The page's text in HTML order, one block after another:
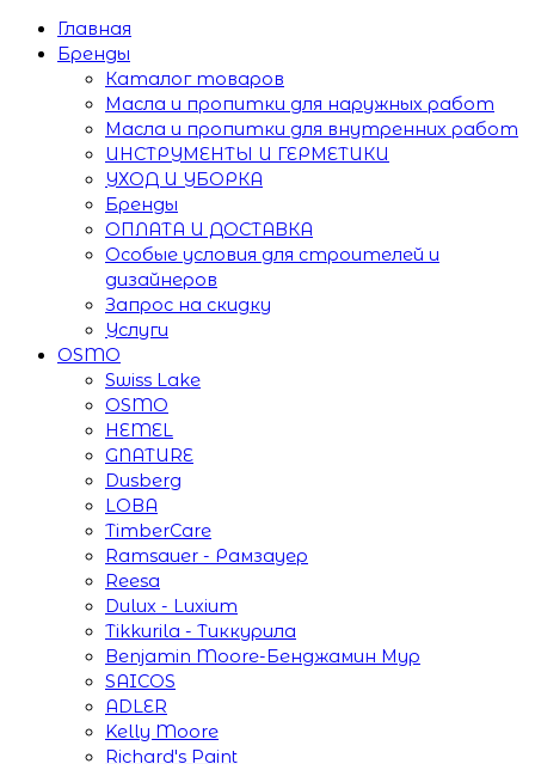
Главная
Бренды
Каталог товаров
Масла и пропитки для наружных работ
Масла и пропитки для внутренних работ
ИНСТРУМЕНТЫ И ГЕРМЕТИКИ
УХОД И УБОРКА
Бренды
ОПЛАТА И ДОСТАВКА
Особые условия для строителей и
дизайнеров
Запрос на скидку
Услуги
OSMO
Swiss Lake
OSMO
HEMEL
GNATURE
Dusberg
LOBA
TimberCare
Ramsauer - Рамзауер
Reesa
Dulux - Luxium
Tikkurila - Тиккурила
Benjamin Moore-Бенджамин Мур
SAICOS
ADLER
Kelly Moore
Richard's Paint